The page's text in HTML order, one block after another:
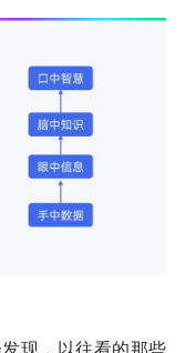
现，以往看的那些